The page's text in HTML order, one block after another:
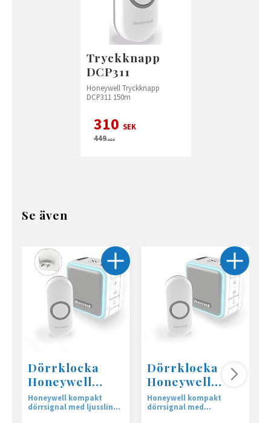
Tryckknapp
DCP311
Honeywell Tryckknapp
DCP311 150m
310 SEK
449SEK
Se även
Dörrklocka
Honeywell
DC515NP2
Honeywell kompakt
dörrsignal med ljusslinga
Dörrklocka
Honeywell
DC515N 150m
Honeywell kompakt
dörrsignal med